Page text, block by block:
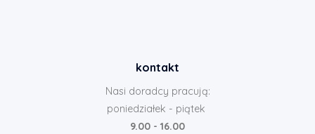
kontakt
Nasi doradcy pracują:
poniedziałek - piątek
9.00 - 16.00